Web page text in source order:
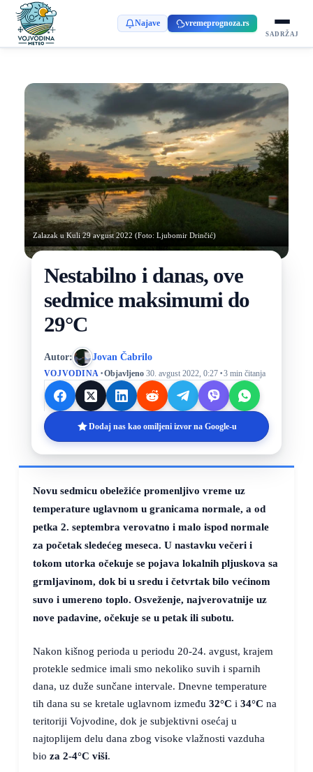
Najave vremeprognoza.rs
SADRŽAJ
Zalazak u Kuli 29 avgust 2022 (Foto: Ljubomir Drinčić)
Nestabilno i danas, ove
sedmice maksimumi do
29°C
Autor: Jovan Čabrilo
VOJVODINA ·Objavljeno 30. avgust 2022, 0:27 ·3 min čitanja
Dodaj nas kao omiljeni izvor na Google-u
Novu sedmicu obeležiće promenljivo vreme uz
temperature uglavnom u granicama normale, a od
petka 2. septembra verovatno i malo ispod normale
za početak sledećeg meseca. U nastavku večeri i
tokom utorka očekuje se pojava lokalnih pljuskova sa
grmljavinom, dok bi u sredu i četvrtak bilo većinom
suvo i umereno toplo. Osveženje, najverovatnije uz
nove padavine, očekuje se u petak ili subotu.
Nakon kišnog perioda u periodu 20-24. avgust, krajem
protekle sedmice imali smo nekoliko suvih i sparnih
dana, uz duže sunčane intervale. Dnevne temperature
tih dana su se kretale uglavnom između 32°C i 34°C na
teritoriji Vojvodine, dok je subjektivni osećaj u
najtoplijem delu dana zbog visoke vlažnosti vazduha
bio za 2-4°C viši.